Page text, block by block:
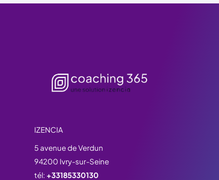
IZENCIA
5 avenue de Verdun
94200 Ivry-sur-Seine
tél: +33185330130